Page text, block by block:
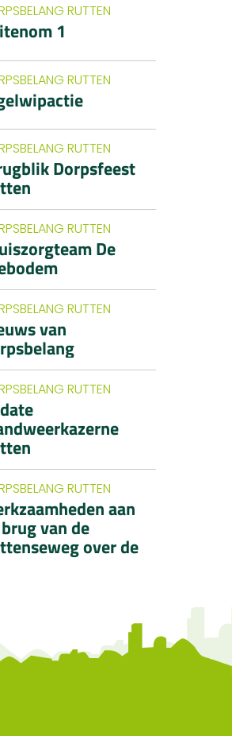
RUTTEN
1
RUTTEN
RUTTEN
Dorpsfeest
RUTTEN
De
RUTTEN
van
RUTTEN
RUTTEN
aan
van de
over de